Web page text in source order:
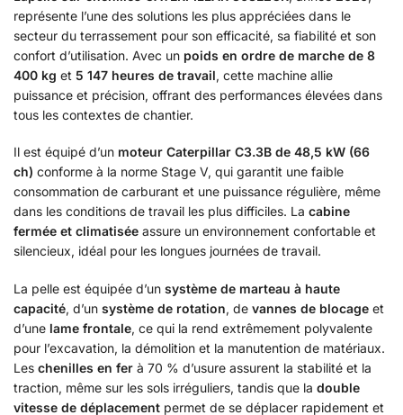
représente l’une des solutions les plus appréciées dans le
secteur du terrassement pour son efficacité, sa fiabilité et son
confort d’utilisation. Avec un poids en ordre de marche de 8
400 kg et 5 147 heures de travail, cette machine allie
puissance et précision, offrant des performances élevées dans
tous les contextes de chantier.
Il est équipé d’un moteur Caterpillar C3.3B de 48,5 kW (66
ch) conforme à la norme Stage V, qui garantit une faible
consommation de carburant et une puissance régulière, même
dans les conditions de travail les plus difficiles. La cabine
fermée et climatisée assure un environnement confortable et
silencieux, idéal pour les longues journées de travail.
La pelle est équipée d’un système de marteau à haute
capacité, d’un système de rotation, de vannes de blocage et
d’une lame frontale, ce qui la rend extrêmement polyvalente
pour l’excavation, la démolition et la manutention de matériaux.
Les chenilles en fer à 70 % d’usure assurent la stabilité et la
traction, même sur les sols irréguliers, tandis que la double
vitesse de déplacement permet de se déplacer rapidement et